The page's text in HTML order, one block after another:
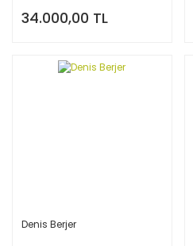
34.000,00 TL
Denis Berjer